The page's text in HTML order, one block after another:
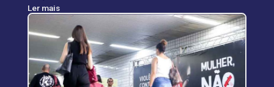
Ler mais